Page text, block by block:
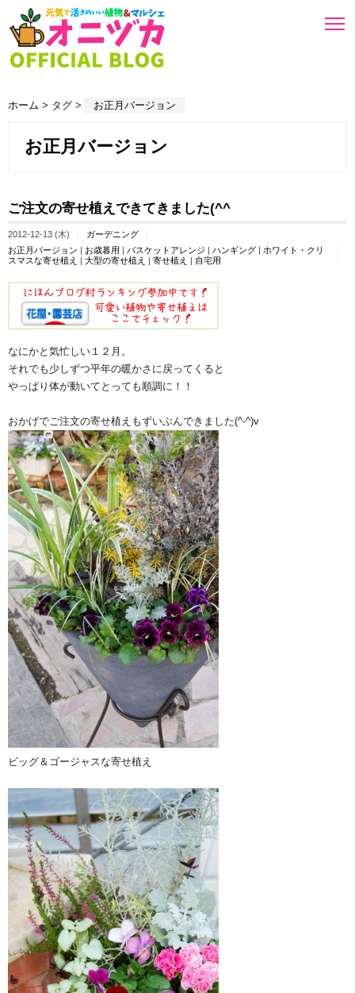
ホーム > タグ > お正月バージョン
お正月バージョン
ご注文の寄せ植えできてきました(^^ゞ
2012-12-13 (木)
ガーデニング
お正月バージョン | お歳暮用 | バスケットアレンジ | ハンギング | ホワイト・クリ
スマスな寄せ植え | 大型の寄せ植え | 寄せ植え | 自宅用
なにかと気忙しい１２月。
それでも少しずつ平年の暖かさに戻ってくると
やっぱり体が動いてとっても順調に！！
おかげでご注文の寄せ植えもずいぶんできました(^-^)v
ビッグ＆ゴージャスな寄せ植え